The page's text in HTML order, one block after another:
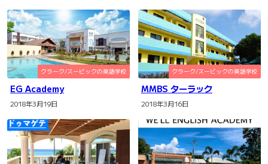
クラーク/スービックの英語学校
EG Academy
2018年3月19日
クラーク/スービックの英語学校
MMBS ターラック
2018年3月16日